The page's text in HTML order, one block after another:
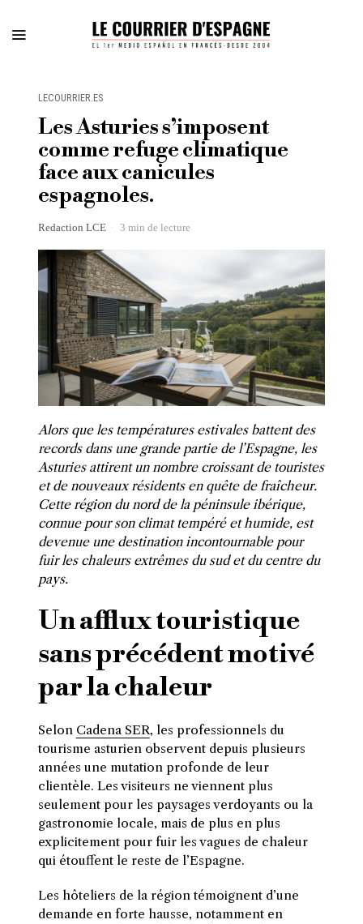
LECOURRIER.ES
Les Asturies s’imposent
comme refuge climatique
face aux canicules
espagnoles.
Redaction LCE 3 min de lecture
Alors que les températures estivales battent des
records dans une grande partie de l’Espagne, les
Asturies attirent un nombre croissant de touristes
et de nouveaux résidents en quête de fraîcheur.
Cette région du nord de la péninsule ibérique,
connue pour son climat tempéré et humide, est
devenue une destination incontournable pour
fuir les chaleurs extrêmes du sud et du centre du
pays.
Un afflux touristique
sans précédent motivé
par la chaleur
Selon Cadena SER, les professionnels du
tourisme asturien observent depuis plusieurs
années une mutation profonde de leur
clientèle. Les visiteurs ne viennent plus
seulement pour les paysages verdoyants ou la
gastronomie locale, mais de plus en plus
explicitement pour fuir les vagues de chaleur
qui étouffent le reste de l’Espagne.
Les hôteliers de la région témoignent d’une
demande en forte hausse, notamment en